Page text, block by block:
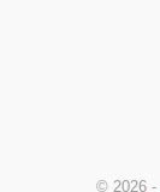
© 2026 -